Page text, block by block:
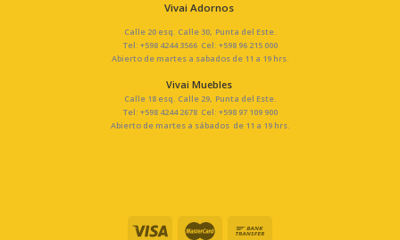
Vivai Adornos
Calle 20 esq. Calle 30, Punta del Este.
Tel: +598 4244 3566 Cel: +598 96 215 000
Abierto de martes a sabados de 11 a 19 hrs.
Vivai Muebles
Calle 18 esq. Calle 29, Punta del Este.
Tel: +598 4244 2678 Cel: +598 97 109 900
Abierto de martes a sábados de 11 a 19 hrs.